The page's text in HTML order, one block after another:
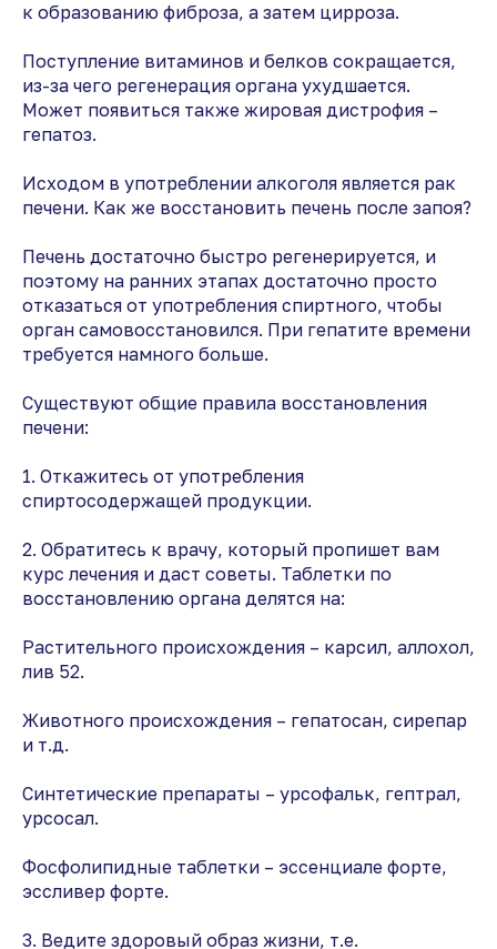
к образованию фиброза, а затем цирроза.
Поступление витаминов и белков сокращается,
из-за чего регенерация органа ухудшается.
Может появиться также жировая дистрофия –
гепатоз.
Исходом в употреблении алкоголя является рак
печени. Как же восстановить печень после запоя?
Печень достаточно быстро регенерируется, и
поэтому на ранних этапах достаточно просто
отказаться от употребления спиртного, чтобы
орган самовосстановился. При гепатите времени
требуется намного больше.
Существуют общие правила восстановления
печени:
1. Откажитесь от употребления
спиртосодержащей продукции.
2. Обратитесь к врачу, который пропишет вам
курс лечения и даст советы. Таблетки по
восстановлению органа делятся на:
Растительного происхождения – карсил, аллохол,
лив 52.
Животного происхождения – гепатосан, сирепар
и т.д.
Синтетические препараты – урсофальк, гептрал,
урсосал.
Фосфолипидные таблетки – эссенциале форте,
эссливер форте.
3. Ведите здоровый образ жизни, т.е.